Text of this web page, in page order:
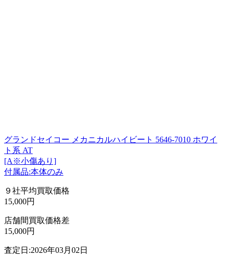
グランドセイコー メカニカルハイビート 5646-7010 ホワイ
ト系 AT
[A※小傷あり]
付属品:本体のみ
９社平均買取価格
15,000円
店舗間買取価格差
15,000円
査定日:2026年03月02日